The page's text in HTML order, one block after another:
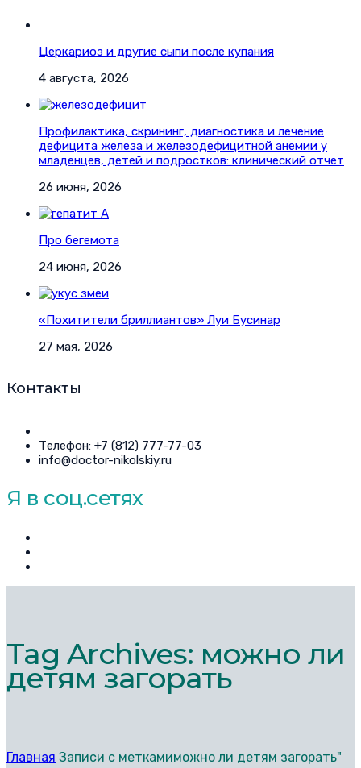
Церкариоз и другие сыпи после купания
4 августа, 2026
Профилактика, скрининг, диагностика и лечение
дефицита железа и железодефицитной анемии у
младенцев, детей и подростков: клинический отчет
26 июня, 2026
Про бегемота
24 июня, 2026
«Похитители бриллиантов» Луи Бусинар
27 мая, 2026
Контакты
Телефон: +7 (812) 777-77-03
info@doctor-nikolskiy.ru
Я в соц.сетях
Tag Archives: можно ли
детям загорать
Главная Записи с меткамиможно ли детям загорать"